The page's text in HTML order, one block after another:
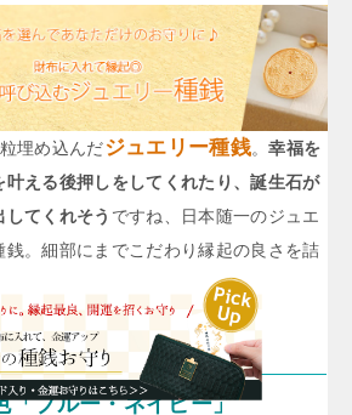
埋め込んだジュエリー種銭。幸福を
える後押しをしてくれたり、誕生石が
てくれそう ですね、日本随一のジュエ
銭。細部にまでこだわり縁起の良さを詰
「ブルー・ネイビー」